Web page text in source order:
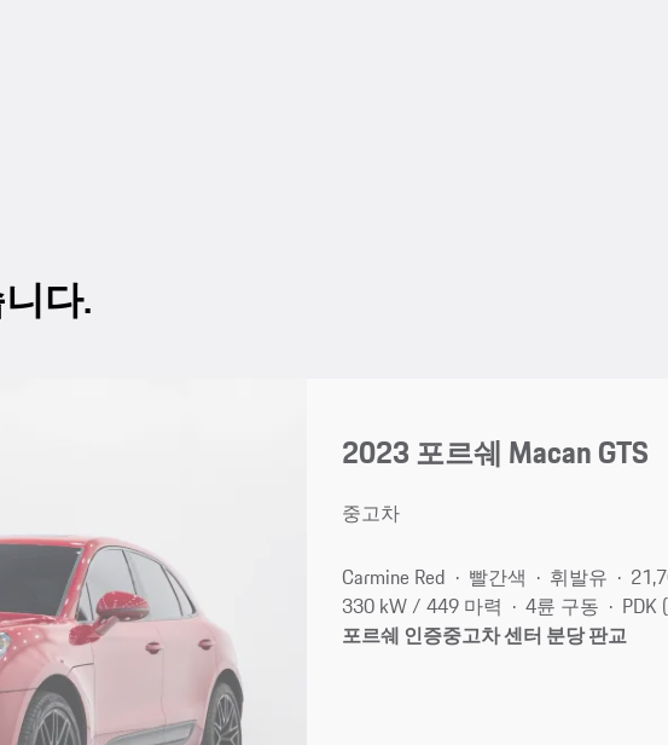
다.
2023 포르쉐 Macan GTS
중고차
Carmine Red 빨간색 휘발유
330 kW / 449 마력
4륜 구동
PDK
포르쉐 인증중고차 센터 분당 판교